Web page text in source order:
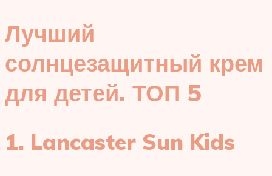
Лучший
солнцезащитный крем
для детей. ТОП 5
1. Lancaster Sun Kids